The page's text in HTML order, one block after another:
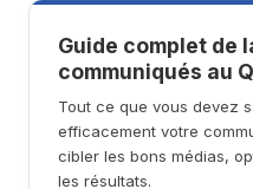
Guide complet de
communiqués au
Tout ce que vous devez
efficacement votre
cibler les bons médias,
les résultats.